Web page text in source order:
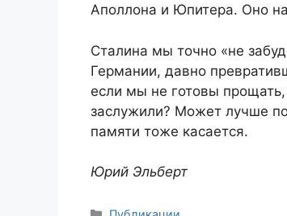
Аполлона и Юпитера. Оно
Сталина мы точно «не
Германии, давно
если мы не готовы
заслужили? Может лучше
памяти тоже касается.
Юрий Эльберт
Рубрики